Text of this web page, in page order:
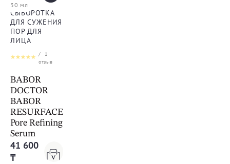
30 мл
СЫВОРОТКА
ДЛЯ СУЖЕНИЯ
ПОР ДЛЯ
ЛИЦА
/ 1
отзыв
BABOR
DOCTOR
BABOR
RESURFACE
Pore Refining
Serum
41 600
₸